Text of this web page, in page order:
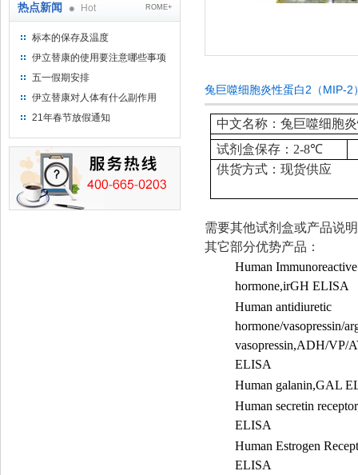
热点新闻 Hot ROME+
标本的保存及温度
伊立替康的使用要注意哪些事项
五一假期安排
伊立替康对人体有什么副作用
21年春节放假通知
兔巨噬细胞炎性蛋白2（MIP-2
中文名称：兔巨噬细胞
试剂盒保存： 2-8℃
供货方式：现货供应
需要其他试剂盒或产品说
其它部分优势产品：
Human
hormone,irGH ELISA
Human antidiuretic
hormone/vasopressin/
vasopressin,ADH/VP/
ELISA
Human galanin,GAL
Human secretin
ELISA
Human Estrogen
ELISA